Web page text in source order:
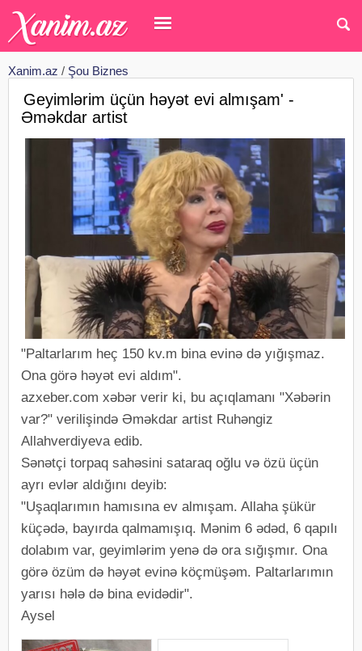
Xanim.az / Şou Biznes
Geyimlərim üçün həyət evi almışam' -
Əməkdar artist
"Paltarlarım heç 150 kv.m bina evinə də yığışmaz.
Ona görə həyət evi aldım".
azxeber.com xəbər verir ki, bu açıqlamanı "Xəbərin
var?" verilişində Əməkdar artist Ruhəngiz
Allahverdiyeva edib.
Sənətçi torpaq sahəsini sataraq oğlu və özü üçün
ayrı evlər aldığını deyib:
"Uşaqlarımın hamısına ev almışam. Allaha şükür
küçədə, bayırda qalmamışıq. Mənim 6 ədəd, 6 qapılı
dolabım var, geyimlərim yenə də ora sığışmır. Ona
görə özüm də həyət evinə köçmüşəm. Paltarlarımın
yarısı hələ də bina evidədir".
Aysel